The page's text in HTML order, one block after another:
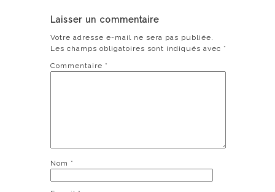
Laisser un commentaire
Votre adresse e-mail ne sera pas publiée.
Les champs obligatoires sont indiqués avec *
Commentaire *
Nom *